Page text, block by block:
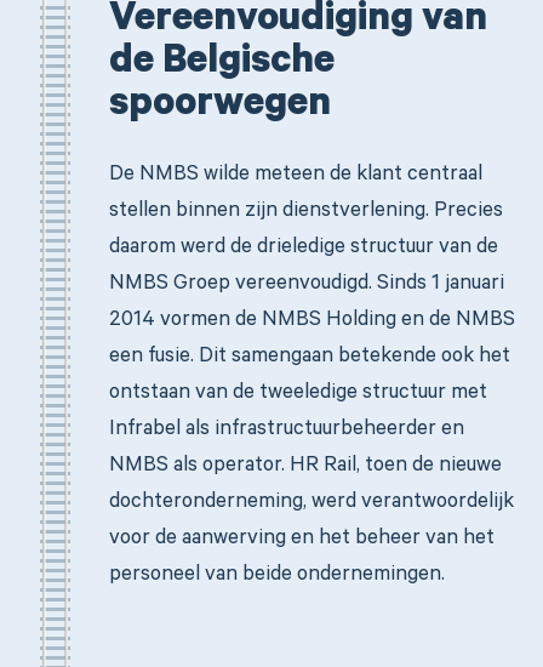
Vereenvoudiging van
de Belgische
spoorwegen
De NMBS wilde meteen de klant centraal
stellen binnen zijn dienstverlening. Precies
daarom werd de drieledige structuur van de
NMBS Groep vereenvoudigd. Sinds 1 januari
2014 vormen de NMBS Holding en de NMBS
een fusie. Dit samengaan betekende ook het
ontstaan van de tweeledige structuur met
Infrabel als infrastructuurbeheerder en
NMBS als operator. HR Rail, toen de nieuwe
dochteronderneming, werd verantwoordelijk
voor de aanwerving en het beheer van het
personeel van beide ondernemingen.